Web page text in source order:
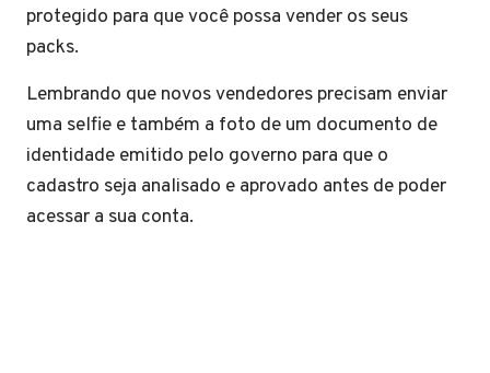
protegido para que você possa vender os seus
packs.
Lembrando que novos vendedores precisam enviar
uma selfie e também a foto de um documento de
identidade emitido pelo governo para que o
cadastro seja analisado e aprovado antes de poder
acessar a sua conta.